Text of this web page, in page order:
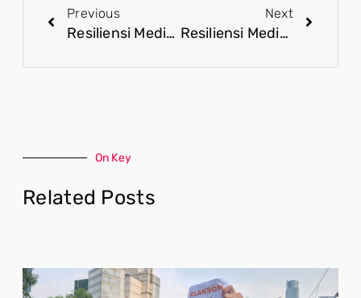
Previous
Resiliensi Media Kunci Menjaga Persatuan di Tengah Perang Informasi
Next
Resiliensi Media Perkuat Pertahanan Semesta Hadapi Ancaman Disinformasi
On Key
Related Posts